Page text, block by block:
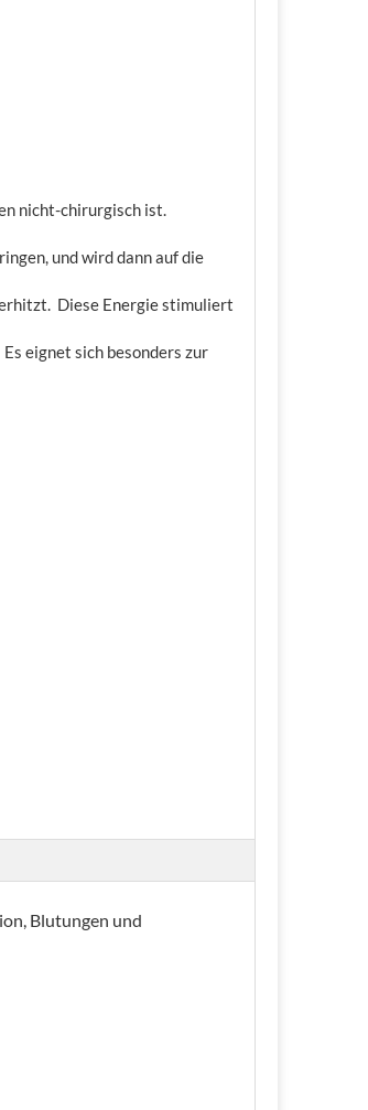
nicht-chirurgisch ist.
und wird dann auf die
erhitzt. Diese Energie stimuliert
eignet sich besonders zur
Blutungen und